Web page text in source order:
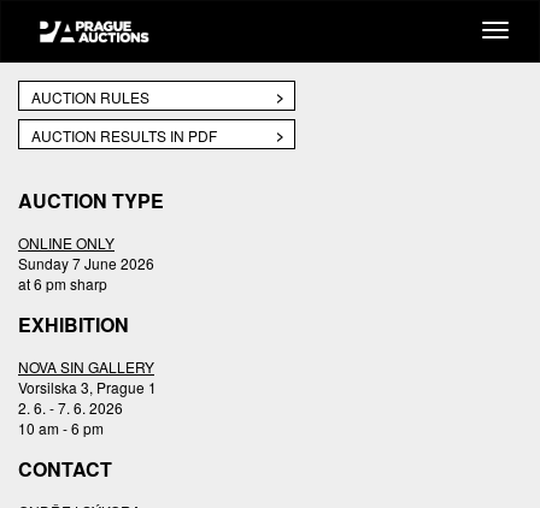
AUCTION RULES
AUCTION RESULTS IN PDF
AUCTION TYPE
ONLINE ONLY
Sunday 7 June 2026
at 6 pm sharp
EXHIBITION
NOVA SIN GALLERY
Vorsilska 3, Prague 1
2. 6. - 7. 6. 2026
10 am - 6 pm
CONTACT